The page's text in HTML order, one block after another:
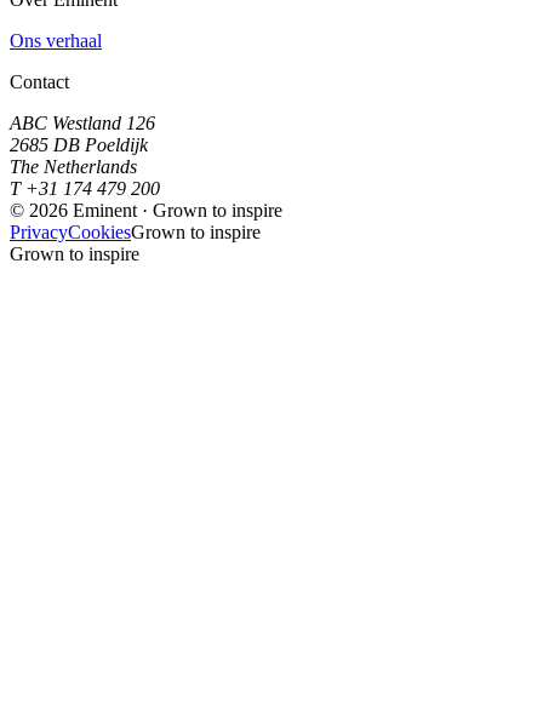
Ons verhaal
Contact
ABC Westland 126
2685 DB Poeldijk
The Netherlands
T +31 174 479 200
© 2026 Eminent · Grown to inspire
PrivacyCookiesGrown to inspire
Grown to inspire